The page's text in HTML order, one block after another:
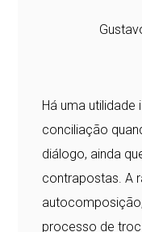
Há uma utilidade
conciliação
diálogo, ainda
contrapostas. A
processo de